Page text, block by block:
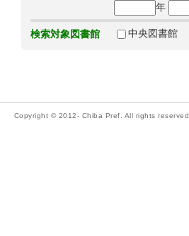
年
検索対象図書館 中央図書館
Copyright © 2012- Chiba Pref. All rights reserved.